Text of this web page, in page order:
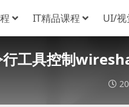
IT精品课程 UI/视
工具控制